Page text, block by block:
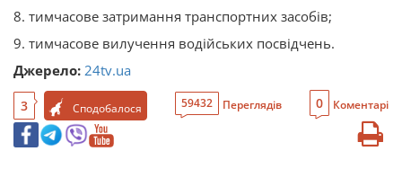
8. тимчасове затримання транспортних засобів;
9. тимчасове вилучення водійських посвідчень.
Джерело: 24tv.ua
3 Сподобалося 59432 Переглядів 0 Коментарі